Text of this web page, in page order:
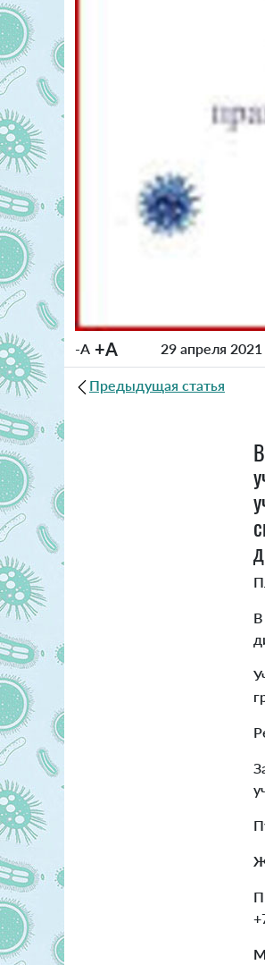
-A +A 29 апреля 2021
Предыдущая статья
В